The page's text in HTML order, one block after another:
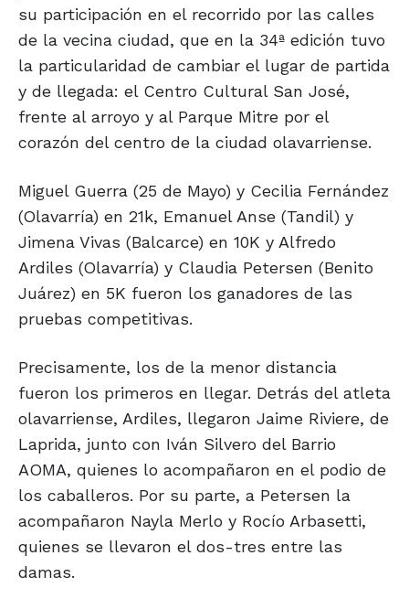
su participación en el recorrido por las calles
de la vecina ciudad, que en la 34ª edición tuvo
la particularidad de cambiar el lugar de partida
y de llegada: el Centro Cultural San José,
frente al arroyo y al Parque Mitre por el
corazón del centro de la ciudad olavarriense.
Miguel Guerra (25 de Mayo) y Cecilia Fernández
(Olavarría) en 21k, Emanuel Anse (Tandil) y
Jimena Vivas (Balcarce) en 10K y Alfredo
Ardiles (Olavarría) y Claudia Petersen (Benito
Juárez) en 5K fueron los ganadores de las
pruebas competitivas.
Precisamente, los de la menor distancia
fueron los primeros en llegar. Detrás del atleta
olavarriense, Ardiles, llegaron Jaime Riviere, de
Laprida, junto con Iván Silvero del Barrio
AOMA, quienes lo acompañaron en el podio de
los caballeros. Por su parte, a Petersen la
acompañaron Nayla Merlo y Rocío Arbasetti,
quienes se llevaron el dos-tres entre las
damas.